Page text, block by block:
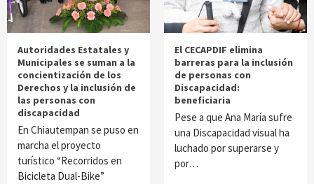
Autoridades Estatales y
Municipales se suman a la
concientización de los
Derechos y la inclusión de
las personas con
discapacidad
En Chiautempan se puso en
marcha el proyecto
turístico “Recorridos en
Bicicleta Dual-Bike”
El CECAPDIF elimina
barreras para la inclusión
de personas con
Discapacidad:
beneficiaria
Pese a que Ana María sufre
una Discapacidad visual ha
luchado por superarse y
por…